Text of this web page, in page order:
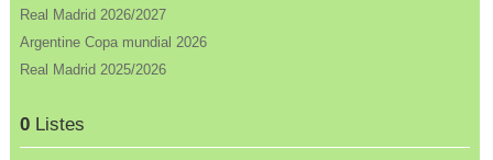
Real Madrid 2026/2027
Argentine Copa mundial 2026
Real Madrid 2025/2026
0 Listes